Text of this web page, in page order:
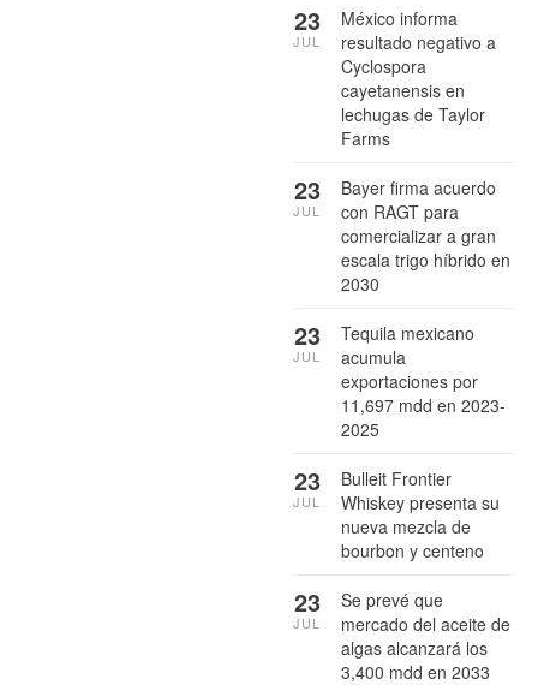
México informa
resultado negativo a
Cyclospora
cayetanensis en
lechugas de Taylor
Farms
23
JUL
Bayer firma acuerdo
con RAGT para
comercializar a gran
escala trigo híbrido en
2030
23
JUL
Tequila mexicano
acumula
exportaciones por
11,697 mdd en 2023-
2025
23
JUL
Bulleit Frontier
Whiskey presenta su
nueva mezcla de
bourbon y centeno
23
JUL
Se prevé que
mercado del aceite de
algas alcanzará los
3,400 mdd en 2033
23
JUL